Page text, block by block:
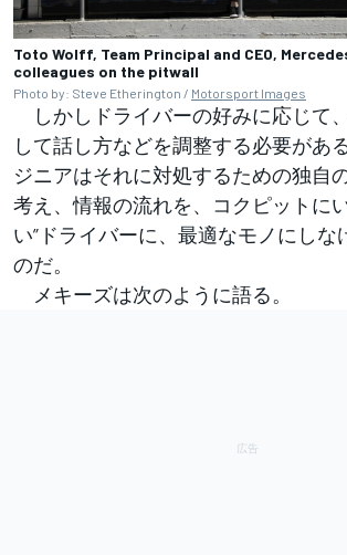
Toto Wolff, Team Principal and CEO,
colleagues on the pitwall
Photo by: Steve Etherington / Motorsport Images
しかしドライバーの好みに応じて
して話し方などを調整する必要があ
ジニアはそれに対処するための独自
考え、情報の流れを、コクピットに
い”ドライバーに、最適なモノにしな
のだ。
メキーズは次のように語る。